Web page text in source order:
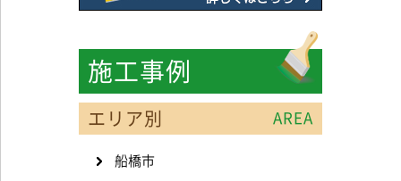
施工事例
エリア別 AREA
船橋市